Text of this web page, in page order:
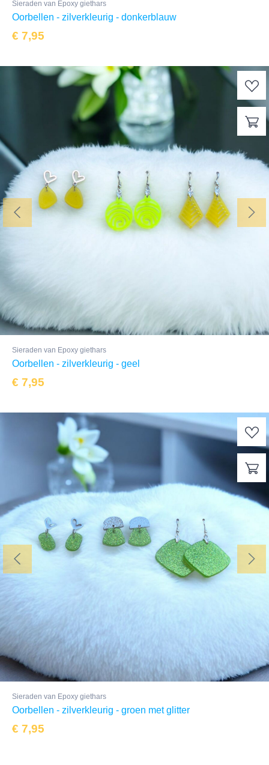
Sieraden van Epoxy giethars
Oorbellen - zilverkleurig - donkerblauw
€ 7,95
Sieraden van Epoxy giethars
Oorbellen - zilverkleurig - geel
€ 7,95
Sieraden van Epoxy giethars
Oorbellen - zilverkleurig - groen met glitter
€ 7,95